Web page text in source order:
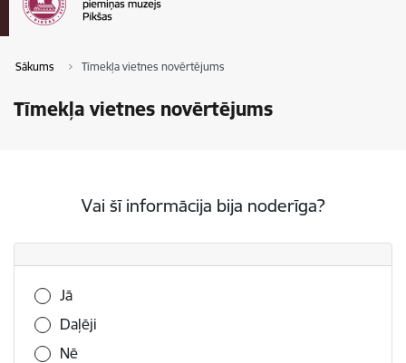
Sākums Tīmekļa vietnes novērtējums
Tīmekļa vietnes novērtējums
Vai šī informācija bija noderīga?
Vai šī informācija bija noderīga?
Jā
Daļēji
Nē